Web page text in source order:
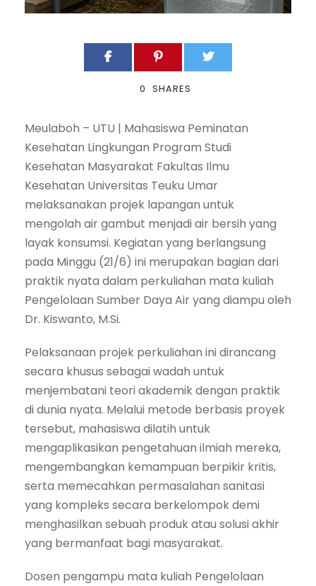
0 SHARES
Meulaboh – UTU | Mahasiswa Peminatan
Kesehatan Lingkungan Program Studi
Kesehatan Masyarakat Fakultas Ilmu
Kesehatan Universitas Teuku Umar
melaksanakan projek lapangan untuk
mengolah air gambut menjadi air bersih yang
layak konsumsi. Kegiatan yang berlangsung
pada Minggu (21/6) ini merupakan bagian dari
praktik nyata dalam perkuliahan mata kuliah
Pengelolaan Sumber Daya Air yang diampu oleh
Dr. Kiswanto, M.Si.
Pelaksanaan projek perkuliahan ini dirancang
secara khusus sebagai wadah untuk
menjembatani teori akademik dengan praktik
di dunia nyata. Melalui metode berbasis proyek
tersebut, mahasiswa dilatih untuk
mengaplikasikan pengetahuan ilmiah mereka,
mengembangkan kemampuan berpikir kritis,
serta memecahkan permasalahan sanitasi
yang kompleks secara berkelompok demi
menghasilkan sebuah produk atau solusi akhir
yang bermanfaat bagi masyarakat.
Dosen pengampu mata kuliah Pengelolaan